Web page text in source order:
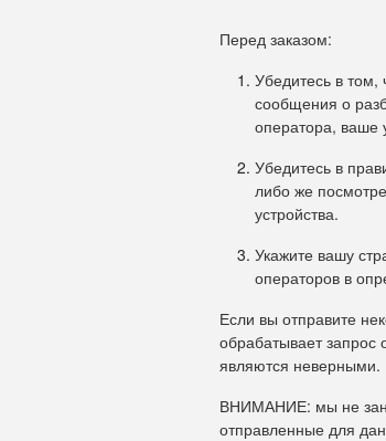
Перед заказом:
Убедитесь в том,
сообщения о
оператора, ваше
Убедитесь в
либо же
устройства.
Укажите вашу
операторов в
Если вы отправите
обрабатывает
являются неверными.
ВНИМАНИЕ: мы не
отправленные для